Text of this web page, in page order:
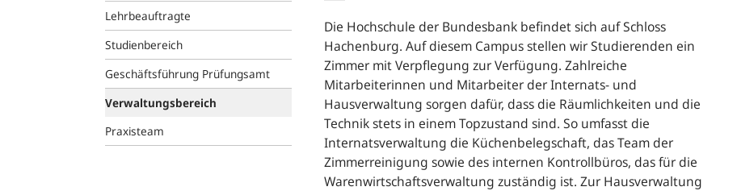
Lehrbeauftragte
Studienbereich
Geschäftsführung Prüfungsamt
Verwaltungsbereich
Praxisteam
Die Hochschule der Bundesbank befindet sich auf Schloss
Hachenburg. Auf diesem Campus stellen wir Studierenden ein
Zimmer mit Verpflegung zur Verfügung. Zahlreiche
Mitarbeiterinnen und Mitarbeiter der Internats- und
Hausverwaltung sorgen dafür, dass die Räumlichkeiten und die
Technik stets in einem Topzustand sind. So umfasst die
Internatsverwaltung die Küchenbelegschaft, das Team der
Zimmerreinigung sowie des internen Kontrollbüros, das für die
Warenwirtschaftsverwaltung zuständig ist. Zur Hausverwaltung